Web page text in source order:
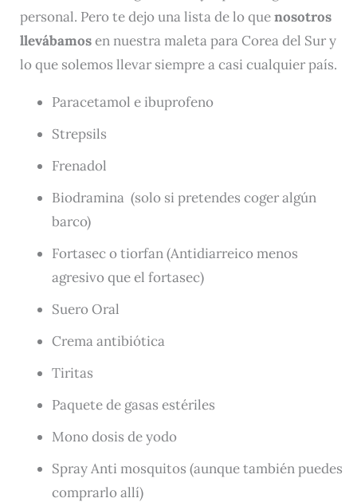
personal. Pero te dejo una lista de lo quenosotros
llevábamosen nuestra maleta para Corea del Sur y
lo que solemos llevar siempre a casi cualquier país.
Paracetamol e ibuprofeno
Strepsils
Frenadol
Biodramina (solo si pretendes coger algún
barco)
Fortasec o tiorfan (Antidiarreico menos
agresivo que el fortasec)
Suero Oral
Crema antibiótica
Tiritas
Paquete de gasas estériles
Mono dosis de yodo
Spray Anti mosquitos (aunque también puedes
comprarlo allí)